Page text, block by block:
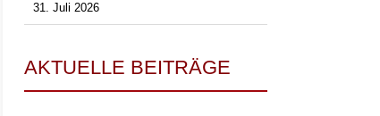
31. Juli 2026
AKTUELLE BEITRÄGE